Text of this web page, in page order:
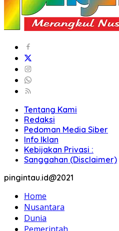
Tentang Kami
Redaksi
Pedoman Media Siber
Info Iklan
Kebijakan Privasi :
Sanggahan (Disclaimer)
pingintau.id@2021
Home
Nusantara
Dunia